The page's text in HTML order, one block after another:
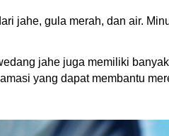
jahe, gula merah, dan air.
jahe juga memiliki
yang dapat membantu